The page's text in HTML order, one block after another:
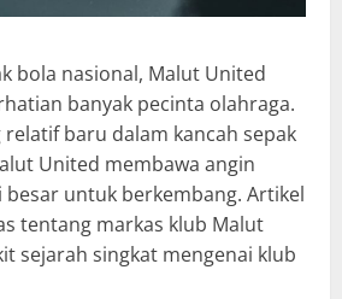
bola nasional, Malut United
banyak pecinta olahraga.
relatif baru dalam kancah sepak
United membawa angin
untuk berkembang. Artikel
tentang markas klub Malut
sejarah singkat mengenai klub